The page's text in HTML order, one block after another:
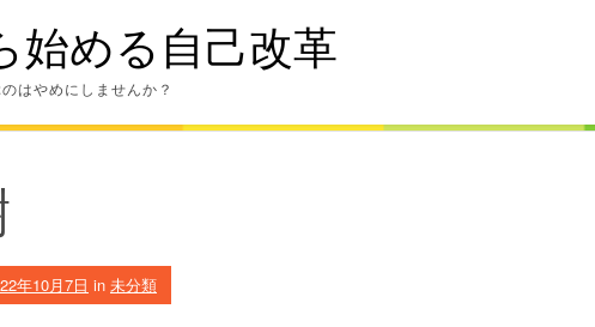
始める自己改革
はやめにしませんか？
年10月7日 in 未分類